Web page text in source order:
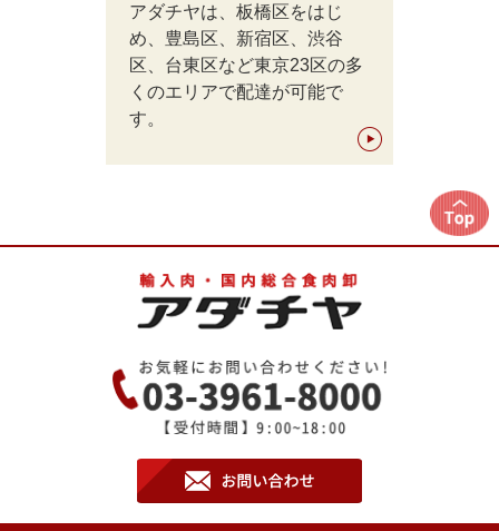
アダチヤは、板橋区をはじ
め、豊島区、新宿区、渋谷
区、台東区など東京23区の多
くのエリアで配達が可能で
す。